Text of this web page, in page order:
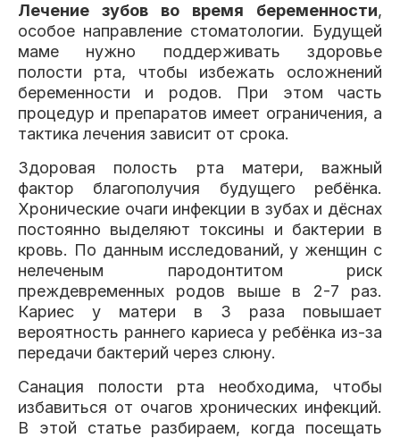
Имплантация Протезирование Виниры
Чистка Отбеливание
Детская
стоматология
Диагностика Лечение десен Капы
Все услуги (16 категорий)
Клиники
Петровско-
Разумовская
Центр доктора
Богатова
Красногорск
Химки Ленинский Чертановская
Центр доктора
Рыжова
Все клиники и франшизы (10)
Цены
Работы
Акции
Пациентам
Лечение зубов во время беременности,
особое направление стоматологии. Будущей
маме нужно поддерживать здоровье
полости рта, чтобы избежать осложнений
беременности и родов. При этом часть
процедур и препаратов имеет ограничения, а
тактика лечения зависит от срока.
Здоровая полость рта матери, важный
фактор благополучия будущего ребёнка.
Хронические очаги инфекции в зубах и дёснах
постоянно выделяют токсины и бактерии в
кровь. По данным исследований, у женщин с
нелеченым пародонтитом риск
преждевременных родов выше в 2-7 раз.
Кариес у матери в 3 раза повышает
вероятность раннего кариеса у ребёнка из-за
передачи бактерий через слюну.
Санация полости рта необходима, чтобы
избавиться от очагов хронических инфекций.
В этой статье разбираем, когда посещать